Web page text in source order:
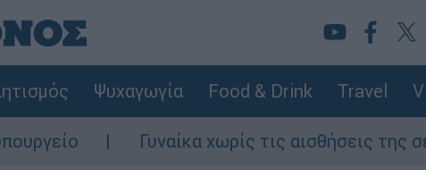
Ψυχαγωγία Food & Drink Travel
Γυναίκα χωρίς τις αισθήσεις της σε